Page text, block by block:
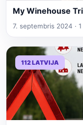
My Winehouse
7. septembris 2024 · 1
112 LATVIJA